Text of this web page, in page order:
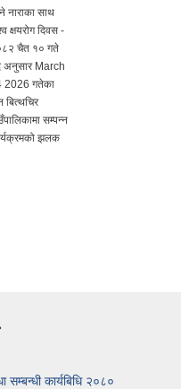
नाराका साथ
क्षयरोग दिवस -
चैत १० गते
अनुसार March
2026 गतेका
बित्थचिर
सम्पन्न
झलक
सम्बन्धी कार्यबिधि २०८०